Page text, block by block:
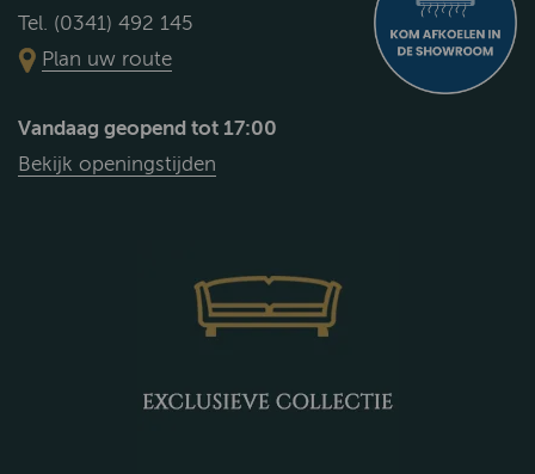
Tel. (0341) 492 145
Plan uw route
Vandaag geopend tot 17:00
Bekijk openingstijden